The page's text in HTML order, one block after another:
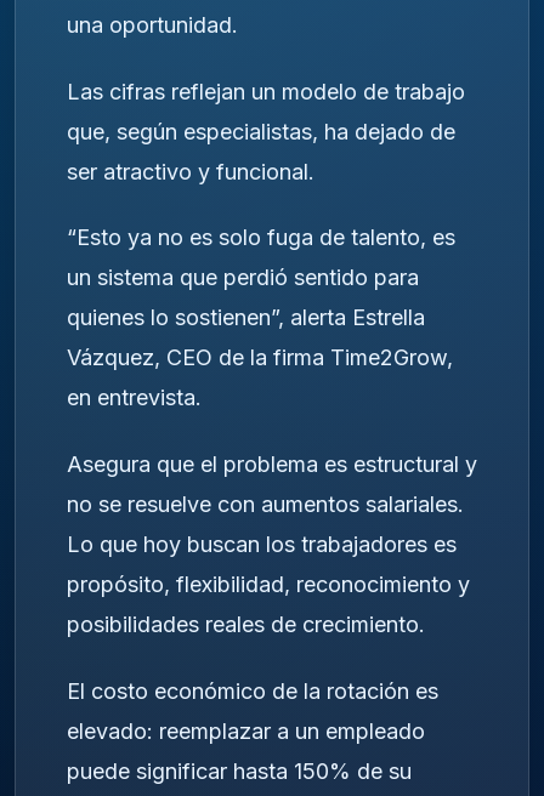
una oportunidad.
Las cifras reflejan un modelo de trabajo
que, según especialistas, ha dejado de
ser atractivo y funcional.
“Esto ya no es solo fuga de talento, es
un sistema que perdió sentido para
quienes lo sostienen”, alerta Estrella
Vázquez, CEO de la firma Time2Grow,
en entrevista.
Asegura que el problema es estructural y
no se resuelve con aumentos salariales.
Lo que hoy buscan los trabajadores es
propósito, flexibilidad, reconocimiento y
posibilidades reales de crecimiento.
El costo económico de la rotación es
elevado: reemplazar a un empleado
puede significar hasta 150% de su